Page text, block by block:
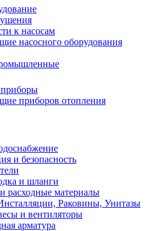
к насосам
насосного оборудования
приборов отопления
и безопасность
и шланги
расходные материалы
Раковины, Унитазы
и вентиляторы
арматура